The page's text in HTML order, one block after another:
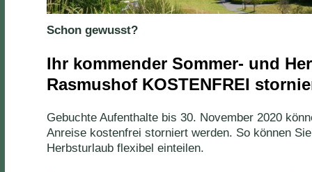
Schon gewusst?
Ihr kommender Sommer- und
Rasmushof KOSTENFREI
Gebuchte Aufenthalte bis 30. November 2020
Anreise kostenfrei storniert werden. So können
Herbsturlaub flexibel einteilen.